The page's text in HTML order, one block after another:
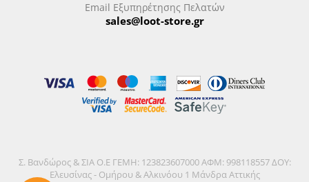
Email Εξυπηρέτησης Πελατών
sales@loot-store.gr
Σ. Βανδώρος & ΣΙΑ Ο.Ε ΓΕΜΗ: 123823607000 ΑΦΜ: 998118557 ΔΟΥ:
Ελευσίνας - Ομήρου & Αλκινόου 1 Μάνδρα Αττικής